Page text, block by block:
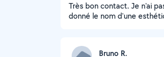
Très bon contact. Je n'ai
donné le nom d'une
Bruno R.